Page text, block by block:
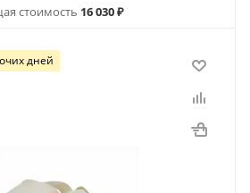
стоимость 16 030 ₽
дней